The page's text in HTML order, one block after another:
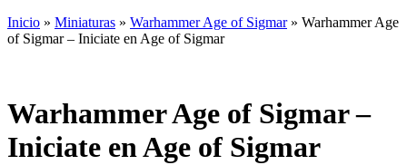
Inicio » Miniaturas » Warhammer Age of Sigmar» Warhammer Age
of Sigmar – Iniciate en Age of Sigmar
Warhammer Age of Sigmar –
Iniciate en Age of Sigmar